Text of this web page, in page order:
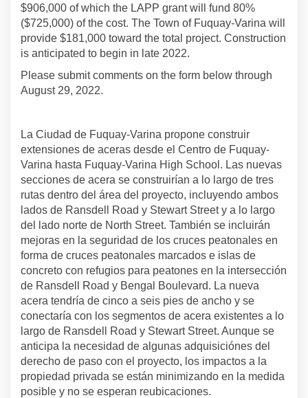
$906,000 of which the LAPP grant will fund 80%
($725,000) of the cost. The Town of Fuquay-Varina will
provide $181,000 toward the total project. Construction
is anticipated to begin in late 2022.
Please submit comments on the form below through
August 29, 2022.
La Ciudad de Fuquay-Varina propone construir
extensiones de aceras desde el Centro de Fuquay-
Varina hasta Fuquay-Varina High School. Las nuevas
secciones de acera se construirían a lo largo de tres
rutas dentro del área del proyecto, incluyendo ambos
lados de Ransdell Road y Stewart Street y a lo largo
del lado norte de North Street. También se incluirán
mejoras en la seguridad de los cruces peatonales en
forma de cruces peatonales marcados e islas de
concreto con refugios para peatones en la intersección
de Ransdell Road y Bengal Boulevard. La nueva
acera tendría de cinco a seis pies de ancho y se
conectaría con los segmentos de acera existentes a lo
largo de Ransdell Road y Stewart Street. Aunque se
anticipa la necesidad de algunas adquisiciónes del
derecho de paso con el proyecto, los impactos a la
propiedad privada se están minimizando en la medida
posible y no se esperan reubicaciones.